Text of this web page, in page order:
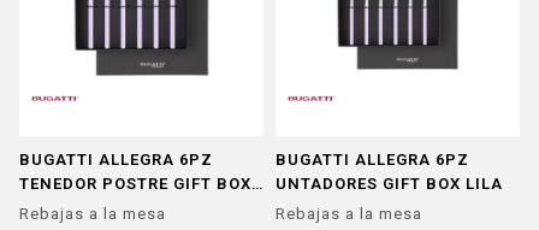
BUGATTI ALLEGRA 6PZ
TENEDOR POSTRE GIFT BOX
LILA
Rebajas a la mesa
BUGATTI ALLEGRA 6PZ
UNTADORES GIFT BOX LILA
Rebajas a la mesa